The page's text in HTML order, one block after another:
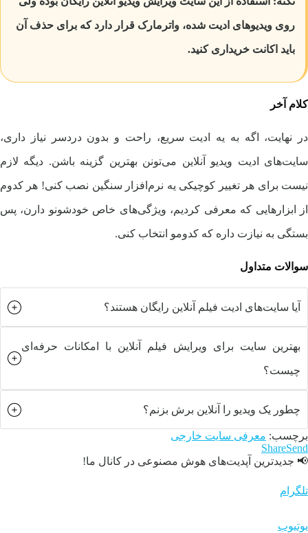
روی ویدیوهای ادیت شده، واترمارک قرار دارد که برای حذف آن
باید اکانت خریداری کنید.
کلام آخر
در نهایت، اگه به یه ادیت سریع، راحت و بدون دردسر نیاز داری،
سایت‌های ادیت ویدیو آنلاین می‌تونن بهترین گزینه باشن. دیگه لازم
نیست برای هر تغییر کوچیکی یه نرم‌افزار سنگین نصب کنی! هر کدوم
از ابزارهایی که معرفی کردیم، ویژگی‌های خاص خودشونو دارن، پس
بستگی به نیازت داره که کدومو انتخاب کنی.
سوالات متداول
آیا سایت‌های ادیت فیلم آنلاین رایگان هستند؟
بهترین سایت برای ویرایش فیلم آنلاین با امکانات حرفه‌ای
چیست؟
چطور یک ویدیو را آنلاین برش بزنم؟
برچسب: معرفی سایت خارجی
ShareSend
📢 جدیدترین آپدیت‌های هوش مصنوعی در کانال ما!
تلگرام
یوتیوب